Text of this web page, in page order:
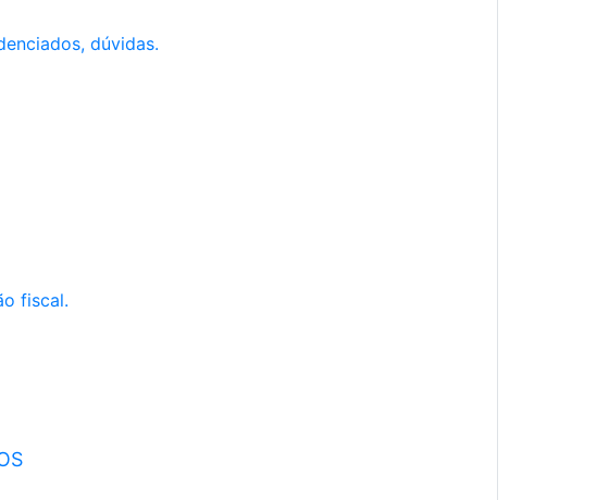
dúvidas.
fiscal.